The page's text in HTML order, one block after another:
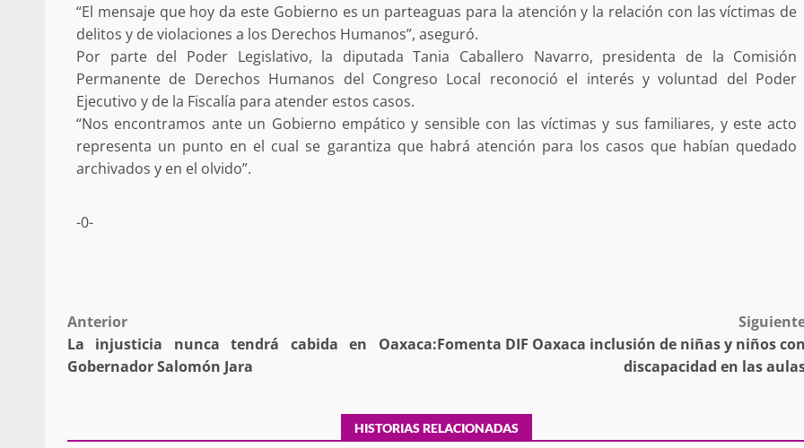
“El mensaje que hoy da este Gobierno es un parteaguas para la atención y la relación con las víctimas de
delitos y de violaciones a los Derechos Humanos”, aseguró.
Por parte del Poder Legislativo, la diputada Tania Caballero Navarro, presidenta de la Comisión
Permanente de Derechos Humanos del Congreso Local reconoció el interés y voluntad del Poder
Ejecutivo y de la Fiscalía para atender estos casos.
“Nos encontramos ante un Gobierno empático y sensible con las víctimas y sus familiares, y este acto
representa un punto en el cual se garantiza que habrá atención para los casos que habían quedado
archivados y en el olvido”.
-0-
Post
navigation
Anterior
La injusticia nunca tendrá cabida en Oaxaca:
Gobernador Salomón Jara
Fomenta DIF Oaxaca inclusión de niñas y niños con
discapacidad en las
HISTORIAS RELACIONADAS
SE BUSCA A RECIÉN NACIDA.
admin 17 octubre 2024
delito de pederastia cometido en la
región del Istmo de Tehuantepec
admin 22 junio 2026